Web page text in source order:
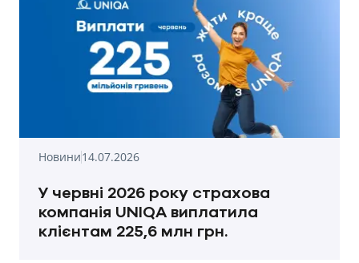
Новини14.07.2026
У червні 2026 року страхова
компанія UNIQA виплатила
клієнтам 225,6 млн грн.